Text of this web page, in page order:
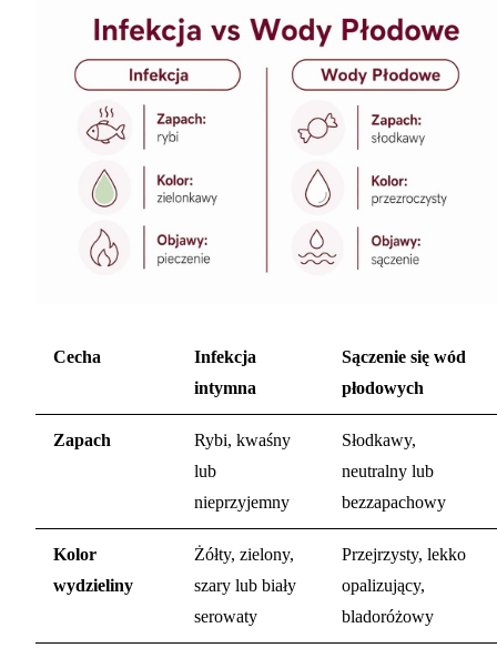
Cecha
Infekcja
intymna
Sączenie się wód
płodowych
Zapach
Rybi, kwaśny
lub
nieprzyjemny
Słodkawy,
neutralny lub
bezzapachowy
Kolor
wydzieliny
Żółty, zielony,
szary lub biały
serowaty
Przejrzysty, lekko
opalizujący,
bladoróżowy